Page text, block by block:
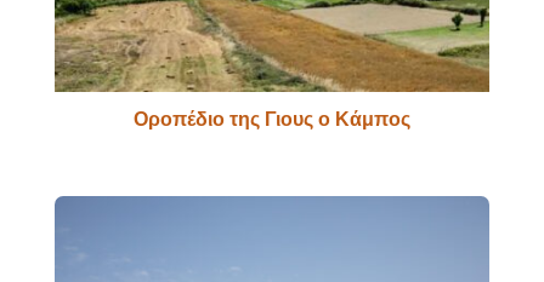
Οροπέδιο της Γιους ο Κάμπος